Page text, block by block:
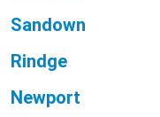
Sandown
Rindge
Newport